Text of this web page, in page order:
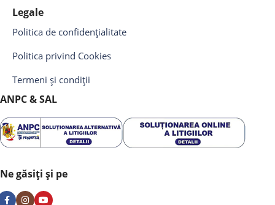
Legale
Politica de confidențialitate
Politica privind Cookies
Termeni și condiții
ANPC & SAL
Ne găsiți și pe